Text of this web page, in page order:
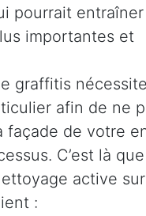
pourrait
importantes et
graffitis
afin de ne
façade de votre
C’est là
active
: